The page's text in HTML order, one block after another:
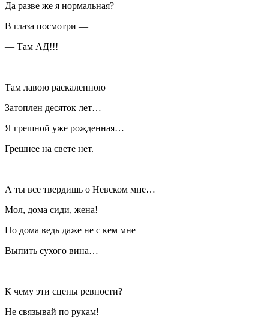
Да разве же я нормальная?
В глаза посмотри —
— Там АД!!!
Там лавою раскаленною
Затоплен десяток лет…
Я грешной уже рожденная…
Грешнее на свете нет.
А ты все твердишь о Невском мне…
Мол, дома сиди, жена!
Но дома ведь даже не с кем мне
Выпить сухого вина…
К чему эти сцены ревности?
Не связывай по рукам!